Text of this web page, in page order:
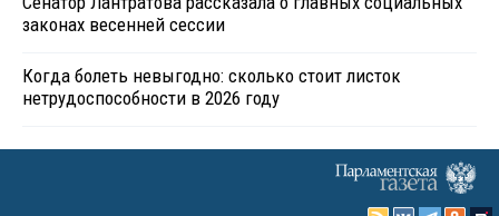
законах весенней сессии
Когда болеть невыгодно: сколько стоит листок
нетрудоспособности в 2026 году